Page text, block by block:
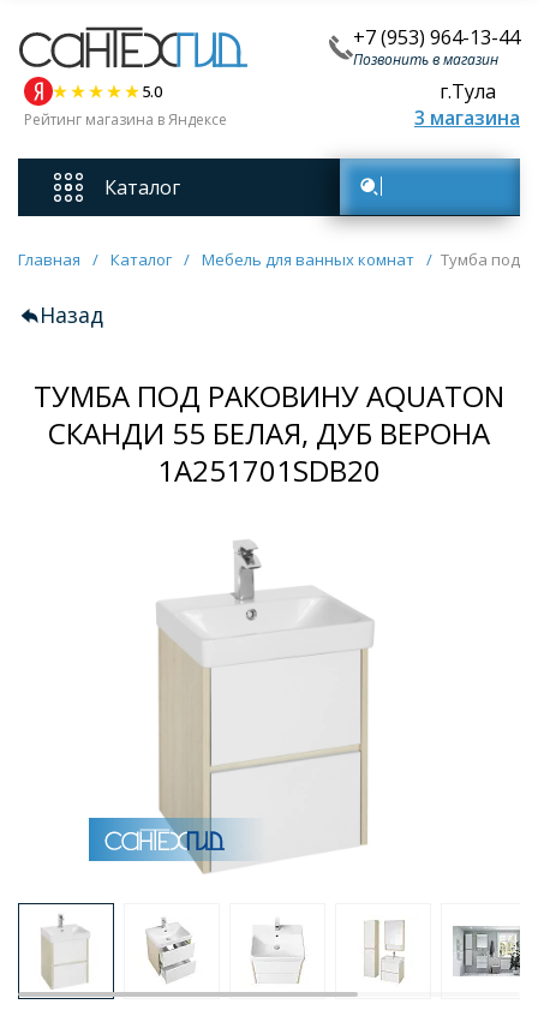
+7 (953) 964-13-44
Позвонить в магазин
5.0
Рейтинг магазина в Яндексе
г.Тула
3 магазина
Каталог
Смесители
Унитазы
Мебель для ванных комнат
Кухонные мойки
Раковины
Душевые кабины
Полотенцесушители
Аксессуары для ванных комнат
Душевые поддоны
Главная / Каталог / Мебель для ванных комнат / Тумба под
Назад
ТУМБА ПОД РАКОВИНУ AQUATON
СКАНДИ 55 БЕЛАЯ, ДУБ ВЕРОНА
1A251701SDB20